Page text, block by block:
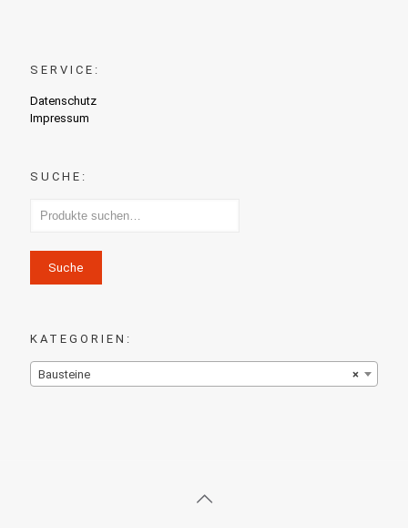
SERVICE:
Datenschutz
Impressum
SUCHE:
Suche
KATEGORIEN:
×
Bausteine